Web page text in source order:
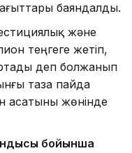
баяндалды.
және
теңгеге жетіп,
деп болжанып
таза пайда
асатыны жөнінде
бойынша